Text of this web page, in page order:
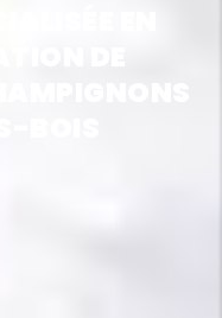
EN
DE
BOIS